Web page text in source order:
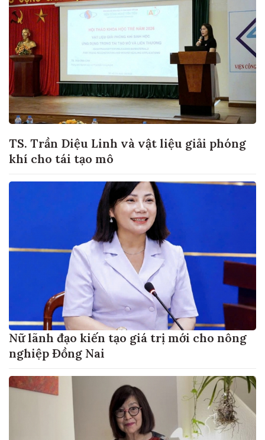
TS. Trần Diệu Linh và vật liệu giải phóng
khí cho tái tạo mô
Nữ lãnh đạo kiến tạo giá trị mới cho nông
nghiệp Đồng Nai